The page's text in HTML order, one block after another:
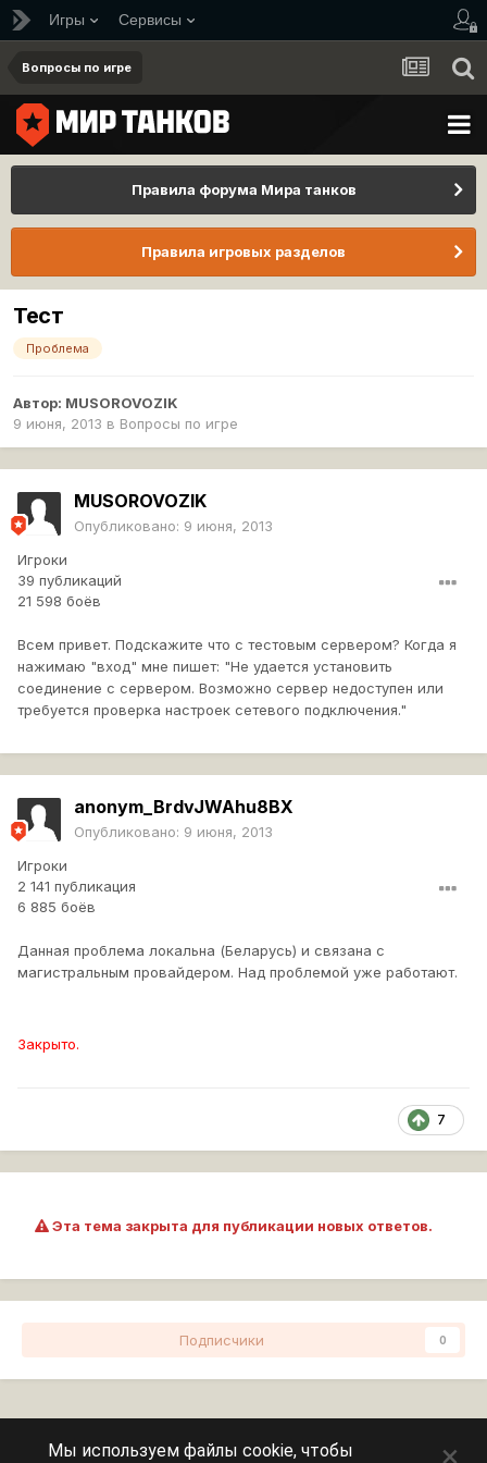
Игры Сервисы
Вопросы по игре
Правила форума Мира танков
Правила игровых разделов
Тест
Проблема
Автор: MUSOROVOZIK
9 июня, 2013 в Вопросы по игре
MUSOROVOZIK
Опубликовано: 9 июня, 2013
Игроки
39 публикаций
21 598 боёв
Всем привет. Подскажите что с тестовым сервером? Когда я
нажимаю "вход" мне пишет: "Не удается установить
соединение с сервером. Возможно сервер недоступен или
требуется проверка настроек сетевого подключения."
anonym_BrdvJWAhu8BX
Опубликовано: 9 июня, 2013
Игроки
2 141 публикация
6 885 боёв
Данная проблема локальна (Беларусь) и связана с
магистральным провайдером. Над проблемой уже работают.
Закрыто.
7
Эта тема закрыта для публикации новых ответов.
Подписчики 0
Мы используем файлы cookie, чтобы ×